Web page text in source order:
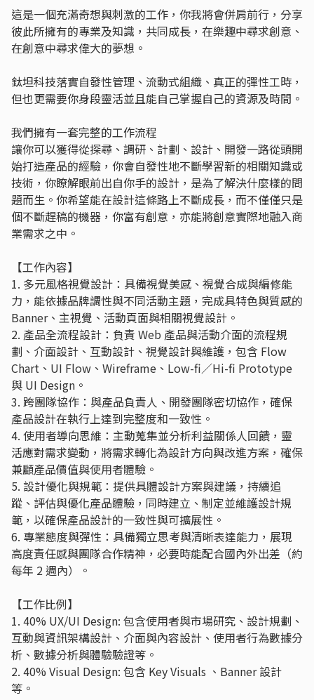
這是一個充滿奇想與刺激的工作，你我將會併肩前行，分享
彼此所擁有的專業及知識，共同成長，在樂趣中尋求創意、
在創意中尋求偉大的夢想。
鈦坦科技落實自發性管理、流動式組織、真正的彈性工時，
但也更需要你身段靈活並且能自己掌握自己的資源及時間。
我們擁有一套完整的工作流程
讓你可以獲得從探尋、調研、計劃、設計、開發一路從頭開
始打造產品的經驗，你會自發性地不斷學習新的相關知識或
技術，你瞭解眼前出自你手的設計，是為了解決什麼樣的問
題而生。你希望能在設計這條路上不斷成長，而不僅僅只是
個不斷趕稿的機器，你富有創意，亦能將創意實際地融入商
業需求之中。
【工作內容】
1. 多元風格視覺設計：具備視覺美感、視覺合成與編修能
力，能依據品牌調性與不同活動主題，完成具特色與質感的
Banner、主視覺、活動頁面與相關視覺設計。
2. 產品全流程設計：負責 Web 產品與活動介面的流程規
劃、介面設計、互動設計、視覺設計與維護，包含 Flow
Chart、UI Flow、Wireframe、Low-fi／Hi-fi Prototype
與 UI Design。
3. 跨團隊協作：與產品負責人、開發團隊密切協作，確保
產品設計在執行上達到完整度和一致性。
4. 使用者導向思維：主動蒐集並分析利益關係人回饋，靈
活應對需求變動，將需求轉化為設計方向與改進方案，確保
兼顧產品價值與使用者體驗。
5. 設計優化與規範：提供具體設計方案與建議，持續追
蹤、評估與優化產品體驗，同時建立、制定並維護設計規
範，以確保產品設計的一致性與可擴展性。
6. 專業態度與彈性：具備獨立思考與清晰表達能力，展現
高度責任感與團隊合作精神，必要時能配合國內外出差（約
每年 2 週內）。
【工作比例】
1. 40% UX/UI Design: 包含使用者與市場研究、設計規劃、
互動與資​訊架構​設計、介面與內容設計、使用者行為數據分
析、數據分析與體驗驗證等。
2. 40% Visual Design: 包含 Key Visuals 、Banner 設計
等。